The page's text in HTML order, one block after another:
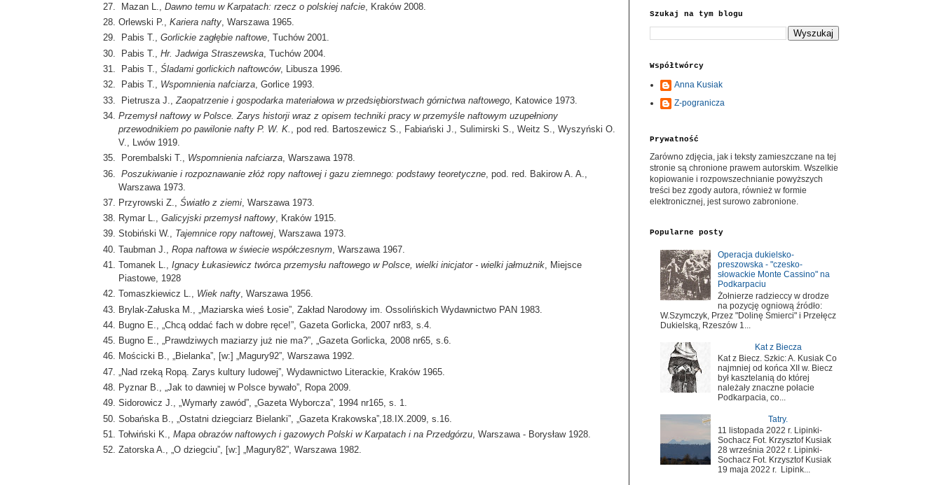
Mazan L., Dawno temu w Karpatach: rzecz o polskiej nafcie , Kraków 2008.
Orlewski P., Kariera nafty, Warszawa 1965.
Pabis T., Gorlickie zagłębie naftowe, Tuchów 2001.
Pabis T., Hr. Jadwiga Straszewska , Tuchów 2004.
Pabis T., Śladami gorlickich naftowców, Libusza 1996.
Pabis T., Wspomnienia nafciarza, Gorlice 1993.
Pietrusza J., Zaopatrzenie i gospodarka materiałowa w przedsiębiorstwach górnictwa naftowego , Katowice 1973.
Przemysł naftowy w Polsce. Zarys historji wraz z opisem techniki pracy w przemyśle naftowym uzupełniony
przewodnikiem po pawilonie nafty P. W. K.
, pod red. Bartoszewicz S., Fabiański J., Sulimirski S., Weitz S., Wyszyński O.
V., Lwów 1919.
Porembalski T., Wspomnienia nafciarza, Warszawa 1978.
Poszukiwanie i rozpoznawanie złóż ropy naftowej i gazu ziemnego: podstawy teoretyczne , pod. red. Bakirow A. A.,
Warszawa 1973.
Przyrowski Z., Światło z ziemi , Warszawa 1973.
Rymar L., Galicyjski przemysł naftowy, Kraków 1915.
Stobiński W., Tajemnice ropy naftowej, Warszawa 1973.
Taubman J., Ropa naftowa w świecie współczesnym , Warszawa 1967.
Tomanek L., Ignacy Łukasiewicz twórca przemysłu naftowego w Polsce, wielki inicjator - wielki jałmużnik, Miejsce
Piastowe, 1928
Tomaszkiewicz L., Wiek nafty, Warszawa 1956.
Brylak-Załuska M., „Maziarska wieś Łosie”, Zakład Narodowy im. Ossolińskich Wydawnictwo PAN 1983.
Bugno E., „Chcą oddać fach w dobre ręce!”, Gazeta Gorlicka, 2007 nr83, s.4.
Bugno E., „Prawdziwych maziarzy już nie ma?”, „Gazeta Gorlicka, 2008 nr65, s.6.
Mościcki B., „Bielanka”, [w:] „Magury92”, Warszawa 1992.
„Nad rzeką Ropą. Zarys kultury ludowej”, Wydawnictwo Literackie, Kraków 1965.
Pyznar B., „Jak to dawniej w Polsce bywało”, Ropa 2009.
Sidorowicz J., „Wymarły zawód”, „Gazeta Wyborcza”, 1994 nr165, s. 1.
Sobańska B., „Ostatni dziegciarz Bielanki”, „Gazeta Krakowska”,18.IX.2009, s.16.
Tołwiński K.,
Mapa obrazów naftowych i gazowych Polski w Karpatach i na Przedgórzu , Warszawa - Borysław 1928.
Zatorska A., „O dziegciu”, [w:] „Magury82”, Warszawa 1982.
Szukaj na tym blogu
Współtwórcy
Anna Kusiak
Z-pogranicza
Prywatność
Zarówno zdjęcia, jak i teksty zamieszczane na tej
stronie są chronione prawem autorskim. Wszelkie
kopiowanie i rozpowszechnianie powyższych
treści bez zgody autora, również w formie
elektronicznej, jest surowo zabronione.
Popularne posty
Operacja dukielsko-
preszowska - "czesko-
słowackie Monte Cassino" na
Podkarpaciu
Żołnierze radzieccy w drodze
na pozycję ogniową źródło:
W.Szymczyk, Przez "Dolinę Śmierci" i Przełęcz
Dukielską, Rzeszów 1...
Kat z Biecza
Kat z Biecz. Szkic: A. Kusiak Co
najmniej od końca XII w. Biecz
był kasztelanią do której
należały znaczne połacie
Podkarpacia, co...
Tatry.
11 listopada 2022 r. Lipinki-
Sochacz Fot. Krzysztof Kusiak
28 września 2022 r. Lipinki-
Sochacz Fot. Krzysztof Kusiak
19 maja 2022 r. Lipink...